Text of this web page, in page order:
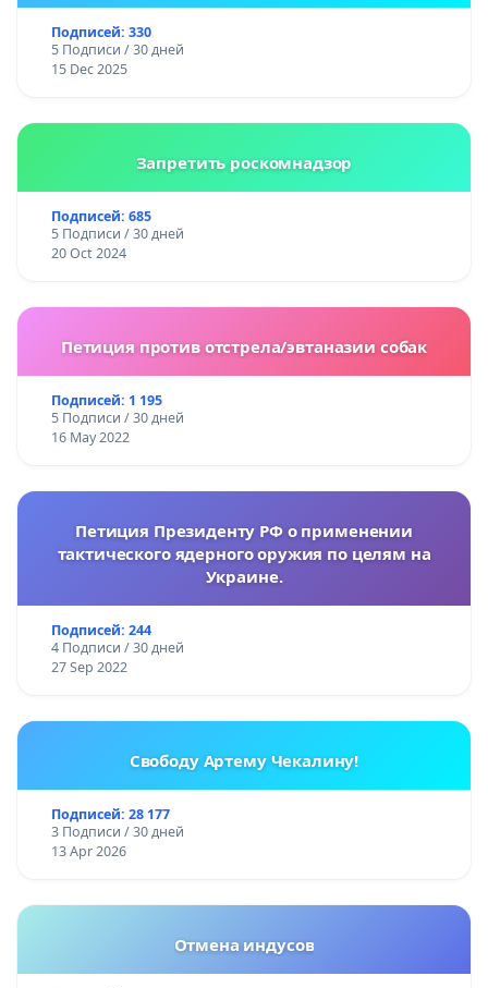
Подписей: 330
5 Подписи / 30 дней
15 Dec 2025
Запретить роскомнадзор
Подписей: 685
5 Подписи / 30 дней
20 Oct 2024
Петиция против отстрела/эвтаназии собак
Подписей: 1 195
5 Подписи / 30 дней
16 May 2022
Петиция Президенту РФ о применении
тактического ядерного оружия по целям на
Украине.
Подписей: 244
4 Подписи / 30 дней
27 Sep 2022
Свободу Артему Чекалину!
Подписей: 28 177
3 Подписи / 30 дней
13 Apr 2026
Отмена индусов